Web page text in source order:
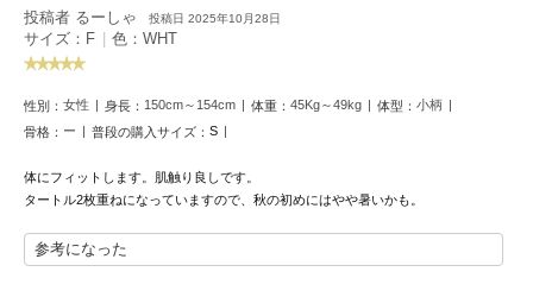
le
ル
ルコックスポルティフ
レスポートサック
リリーブラウン
投稿者 るーしゃ 投稿日 2025年10月28日
サイズ：F | 色：WHT
性別： 女性 身長： 150cm～154cm 体重： 45Kg～49kg 体型： 小柄
骨格： ー 普段の購入サイズ： S
体にフィットします。肌触り良しです。
タートル2枚重ねになっていますので、秋の初めにはやや暑いかも。
参考になった